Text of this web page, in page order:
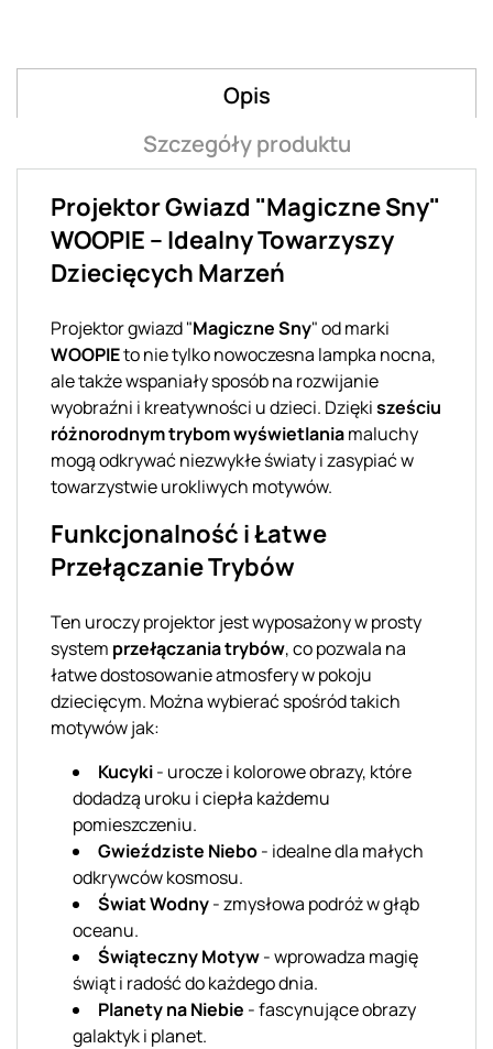
Opis
Szczegóły produktu
Projektor Gwiazd "Magiczne Sny"
WOOPIE – Idealny Towarzyszy
Dziecięcych Marzeń
Projektor gwiazd "Magiczne Sny" od marki
WOOPIEto nie tylko nowoczesna lampka nocna,
ale także wspaniały sposób na rozwijanie
wyobraźni i kreatywności u dzieci. Dziękisześciu
różnorodnym trybom wyświetlaniamaluchy
mogą odkrywać niezwykłe światy i zasypiać w
towarzystwie urokliwych motywów.
Funkcjonalność i Łatwe
Przełączanie Trybów
Ten uroczy projektor jest wyposażony w prosty
system przełączania trybów, co pozwala na
łatwe dostosowanie atmosfery w pokoju
dziecięcym. Można wybierać spośród takich
motywów jak:
Kucyki- urocze i kolorowe obrazy, które
dodadzą uroku i ciepła każdemu
pomieszczeniu.
Gwieździste Niebo- idealne dla małych
odkrywców kosmosu.
Świat Wodny- zmysłowa podróż w głąb
oceanu.
Świąteczny Motyw- wprowadza magię
świąt i radość do każdego dnia.
Planety na Niebie - fascynujące obrazy
galaktyk i planet.